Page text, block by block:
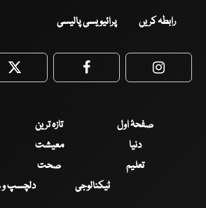
رابطہ کریں پرائیویسی پالیسی
Twitter Facebook
صفحۂ اول تازہ ترین
دنیا
معیشت
تعلیم
صحت
ٹیکنالوجی
دلچسپ